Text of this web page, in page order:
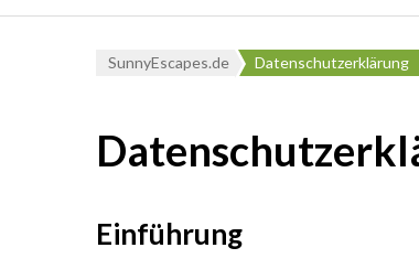
SunnyEscapes.de Datenschutzerklärung
Einführung